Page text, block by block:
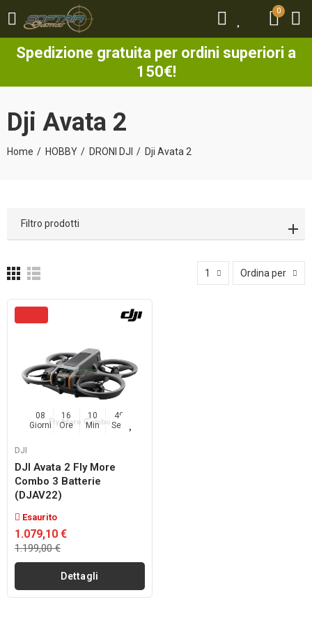
0
Spedizione gratuita per ordini superiori a
150€!
0
Dji Avata 2
Home HOBBY DRONI DJI Dji Avata 2
Filtro prodotti
1 Ordina per
08
Giorni
16
Ore
10
Min
49
Sec
DJI
DJI Avata 2 Fly More
Combo 3 Batterie
(DJAV22)
Esaurito
1.079,10 €
1.199,00 €
Dettagli